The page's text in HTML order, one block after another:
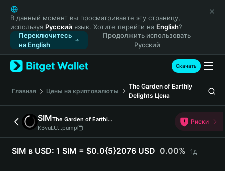
English
日本語
Tiếng Việt
Русский
Español (Latinoamérica)
Türkçe
Français
Deutsch
简体中文
繁體中文
Português (Portugal)
Bahasa Indonesia
ภาษาไทย
В данный момент вы просматриваете эту страницу,
используя Русский язык. Хотите перейти на English?
Переключитесь
на English
Продолжить использовать
Русский
Скачать
Главная Цены на криптовалюты
The Garden of Earthly
Delights Цена
SIM
The Garden of Earthly Delights
KBvuLU...pump
Риски
SIM в USD: 1 SIM = $0.0{5}2076 USD 0.00% 1д